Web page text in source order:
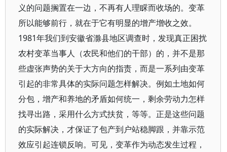
义的问题搁置在一边，不再有人理睬而收场的。变革
所以能够前行，就在于它有明显的增产增收之效。
1981年我们到安徽省滁县地区调查时，发现真正困扰
农村变革当事人（农民和他们的干部）的，并不是那
些虚张声势的关于大方向的指责，而是一系列由变革
引起的非常具体的实际问题怎样解决。例如土地如何
分包，增产和养地的矛盾如何统一，剩余劳动力怎样
找寻出路，采用什么方式扶贫，等等。正是这些问题
的实际解决，才保证了包产到户站稳脚跟，并靠示范
效应引起连锁反响。可见，变革作为动态发生过程，